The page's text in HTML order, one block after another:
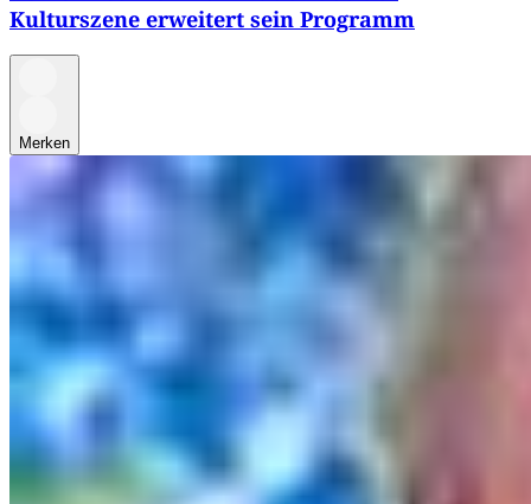
Kulturszene erweitert sein Programm
Merken